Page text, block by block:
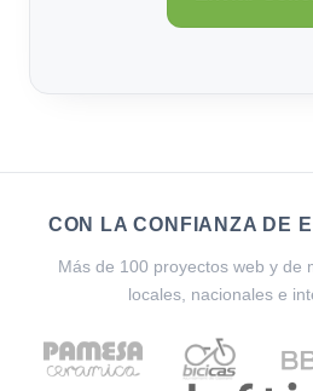
CON LA CONFIANZA DE
Más de 100 proyectos web y de
locales, nacionales e